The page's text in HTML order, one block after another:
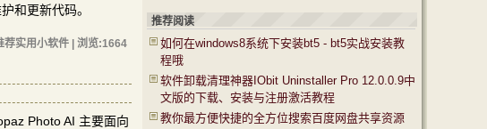
和更新代码。
实用小软件 | 浏览:1664
Photo AI 主要面向
推荐阅读
如何在windows8系统下安装bt5 - bt5实战安装教
程哦
软件卸载清理神器IObit Uninstaller Pro 12.0.0.9中
文版的下载、安装与注册激活教程
教你最方便快捷的全方位搜索百度网盘共享资源